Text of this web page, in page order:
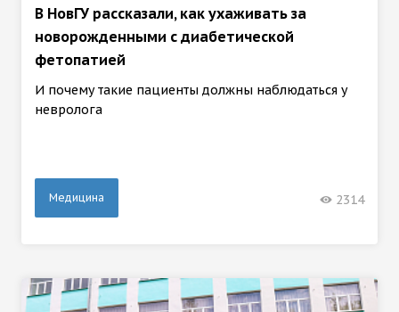
В НовГУ рассказали, как ухаживать за
новорожденными с диабетической
фетопатией
И почему такие пациенты должны наблюдаться у
невролога
Медицина 2314